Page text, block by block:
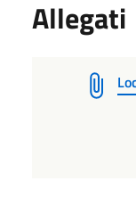
Allegati